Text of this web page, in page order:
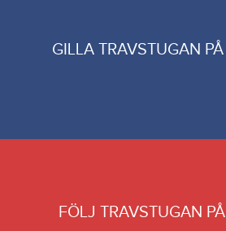
GILLA TRAVSTUGAN PÅ
FÖLJ TRAVSTUGAN PÅ